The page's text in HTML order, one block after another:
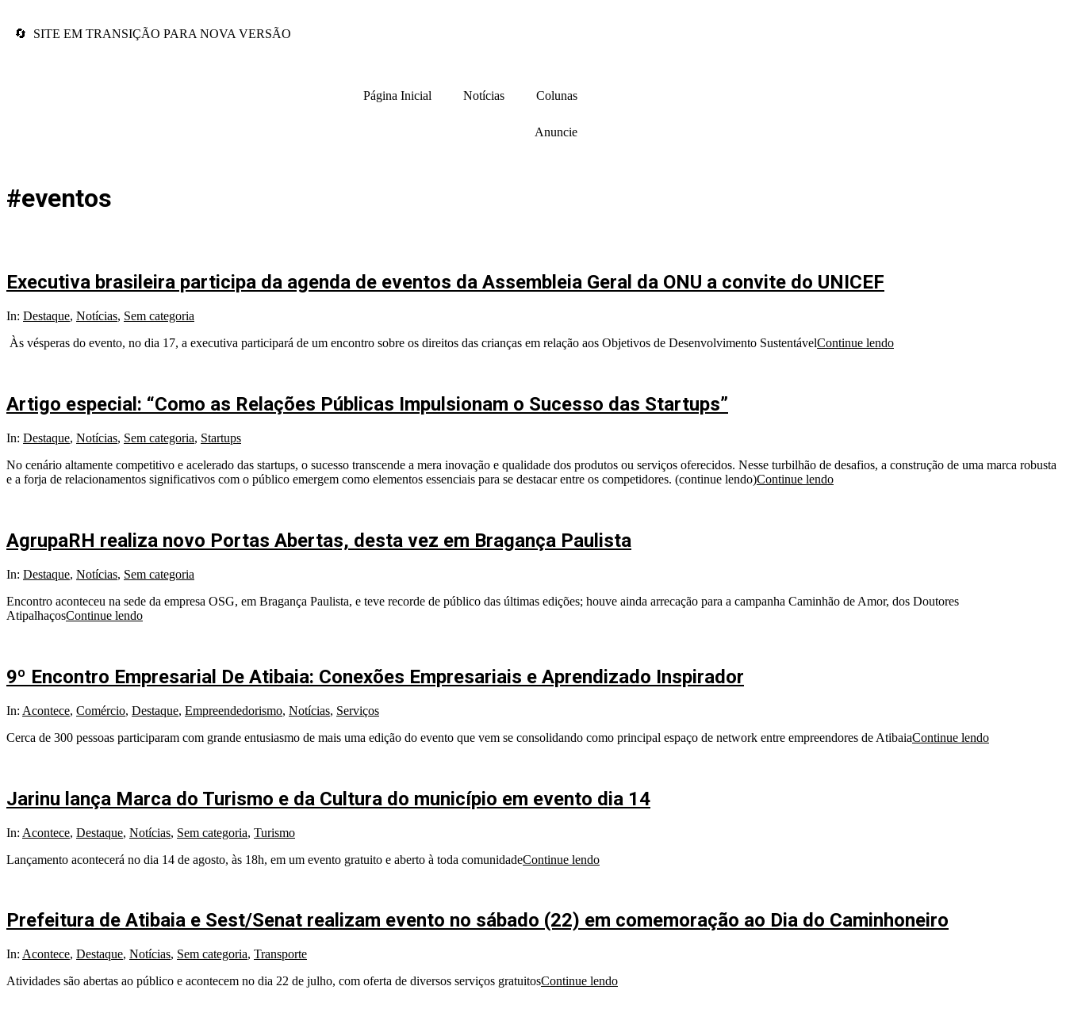
🔄 SITE EM TRANSIÇÃO PARA NOVA VERSÃO
Página Inicial Notícias Colunas
Anuncie
#eventos
Executiva brasileira participa da agenda de eventos da Assembleia Geral da ONU a convite do UNICEF
In: Destaque, Notícias, Sem categoria
Às vésperas do evento, no dia 17, a executiva participará de um encontro sobre os direitos das crianças em relação aos Objetivos de Desenvolvimento SustentávelContinue lendo
Artigo especial: “Como as Relações Públicas Impulsionam o Sucesso das Startups”
In: Destaque, Notícias, Sem categoria, Startups
No cenário altamente competitivo e acelerado das startups, o sucesso transcende a mera inovação e qualidade dos produtos ou serviços oferecidos. Nesse turbilhão de desafios, a construção de uma marca robusta
e a forja de relacionamentos significativos com o público emergem como elementos essenciais para se destacar entre os competidores. (continue lendo)Continue lendo
AgrupaRH realiza novo Portas Abertas, desta vez em Bragança Paulista
In: Destaque, Notícias, Sem categoria
Encontro aconteceu na sede da empresa OSG, em Bragança Paulista, e teve recorde de público das últimas edições; houve ainda arrecação para a campanha Caminhão de Amor, dos Doutores
AtipalhaçosContinue lendo
9º Encontro Empresarial De Atibaia: Conexões Empresariais e Aprendizado Inspirador
In: Acontece, Comércio, Destaque, Empreendedorismo, Notícias, Serviços
Cerca de 300 pessoas participaram com grande entusiasmo de mais uma edição do evento que vem se consolidando como principal espaço de network entre empreendores de AtibaiaContinue lendo
Jarinu lança Marca do Turismo e da Cultura do município em evento dia 14
In: Acontece, Destaque, Notícias, Sem categoria, Turismo
Lançamento acontecerá no dia 14 de agosto, às 18h, em um evento gratuito e aberto à toda comunidadeContinue lendo
Prefeitura de Atibaia e Sest/Senat realizam evento no sábado (22) em comemoração ao Dia do Caminhoneiro
In: Acontece, Destaque, Notícias, Sem categoria, Transporte
Atividades são abertas ao público e acontecem no dia 22 de julho, com oferta de diversos serviços gratuitosContinue lendo